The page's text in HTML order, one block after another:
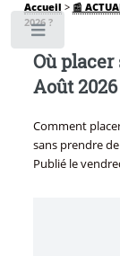
Accueil > 📰
2026 ?
Où placer
Août 2026
Comment
sans prendre
Publié le